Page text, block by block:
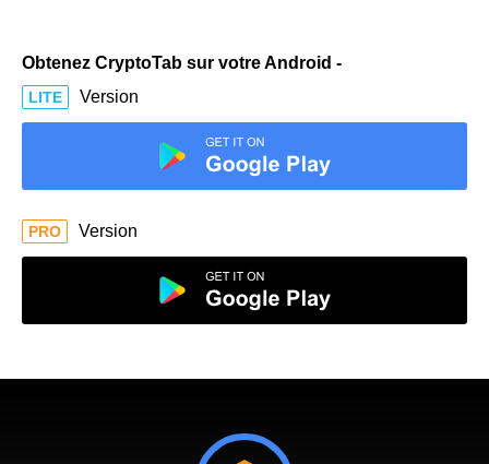
Obtenez CryptoTab sur votre Android -
LITE Version
PRO Version